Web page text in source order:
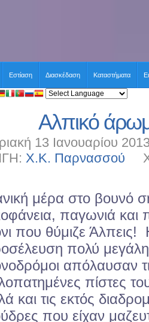
Εστίαση Διασκέδαση Καταστήματα
Αλπικό
13 Ιανουαρίου
Χ.Κ. Παρνασσού
μέρα στο βουνό
παγωνιά και
που θύμιζε Άλπεις!
πολύ μεγάλη
απόλαυσαν
πίστες
και τις εκτός
που είχαν